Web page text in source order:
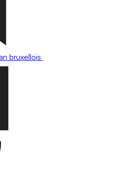
bruxellois